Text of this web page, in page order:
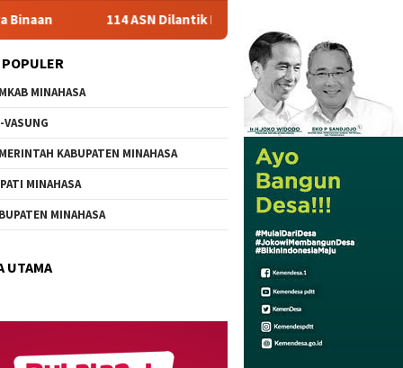
ASN Dilantik Bupati Robby Dondokambey, Ini Daftar Nama
MINAHASA
VASUNG
KABUPATEN MINAHASA
MINAHASA
MINAHASA
UTAMA